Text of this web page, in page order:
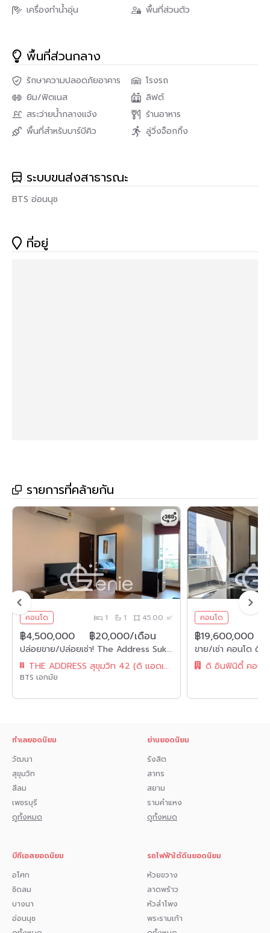
- ศูนย์การค้ามาร์เก็ตพลัส ห่างจากคอนโด 290 เมตร (เดิน 4 นาที)
- ท็อปส์มาร์เก็ต (ปิยรมย์) – 2.5 กิโลเมตร (ขับรถ 6 นาที)
- แม๊กซ์แวลู่ – 2.6 กิโลเมตร (ขับรถ 9 นาที)
สนใจติดต่อ
PropNex Real Estate
โทร : 082-549-6669 , 062-559-9966
ID Line : 0825496669 , 0625599966
Email : Propnexrealestateagency@gmail.com
เครื่องทำน้ำอุ่น
พื้นที่ส่วนตัว
พื้นที่ส่วนกลาง
รักษาความปลอดภัยอาคาร
โรงรถ
ยิม/ฟิตเนส
ลิฟต์
สระว่ายน้ำกลางแจ้ง
ร้านอาหาร
พื้นที่สำหรับบาร์บีคิว
ลู่วิ่งจ็อกกิ้ง
ระบบขนส่งสาธารณะ
BTS อ่อนนุช
ที่อยู่
รายการที่คล้ายกัน
คอนโด 1 1 45.00 ㎡
฿4,500,000 ฿20,000/เดือน
ปล่อยขาย/ปล่อยเช่า! The Address Sukhumvit 42 ในราคาเพียง 4,500,000 บาท / ค่าโอนคนละครึ่ง เช่า 20,00บาท/เดือน 1 ห้องนอน 1 ห้องน้ำ 45ตรม. ใกล้ BTS เอกมัย เฟอร์นิเจอร์ครบพร้อมเข้าอยู่ รหัส 2612
THE ADDRESS สุขุมวิท 42 (ดิ แอดเดรส สุขุมวิท 42)
BTS เอกมัย
คอนโด
฿19,600,000
ดิ อินฟินิตี้ คอนโ
ทำเลยอดนิยม
วัฒนา
สุขุมวิท
สีลม
เพชรบุรี
ดูทั้งหมด
ย่านยอดนิยม
รังสิต
สาทร
สยาม
รามคำแหง
ดูทั้งหมด
บีทีเอสยอดนิยม
อโศก
ชิดลม
บางนา
อ่อนนุช
รถไฟฟ้าใต้ดินยอดนิยม
ห้วยขวาง
ลาดพร้าว
หัวลำโพง
พระรามเก้า